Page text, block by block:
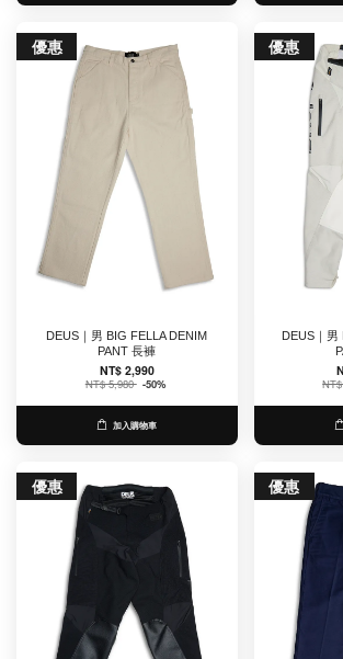
優惠
DEUS｜男 BIG FELLA DENIM
PANT 長褲
NT$ 2,990
NT$ 5,980 -50%
加入購物車
優惠
DEUS｜
優惠 優惠